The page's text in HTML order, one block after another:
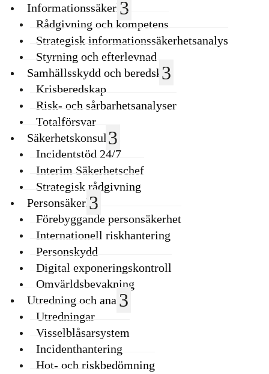
Informationssäkerhet
Rådgivning och kompetens
Strategisk informationssäkerhetsanalys
Styrning och efterlevnad
Samhällsskydd och beredskap
Krisberedskap
Risk- och sårbarhetsanalyser
Totalförsvar
Säkerhetskonsulter
Incidentstöd 24/7
Interim Säkerhetschef
Strategisk rådgivning
Personsäkerhet
Förebyggande personsäkerhet
Internationell riskhantering
Personskydd
Digital exponeringskontroll
Omvärldsbevakning
Utredning och analys
Utredningar
Visselblåsarsystem
Incidenthantering
Hot- och riskbedömning